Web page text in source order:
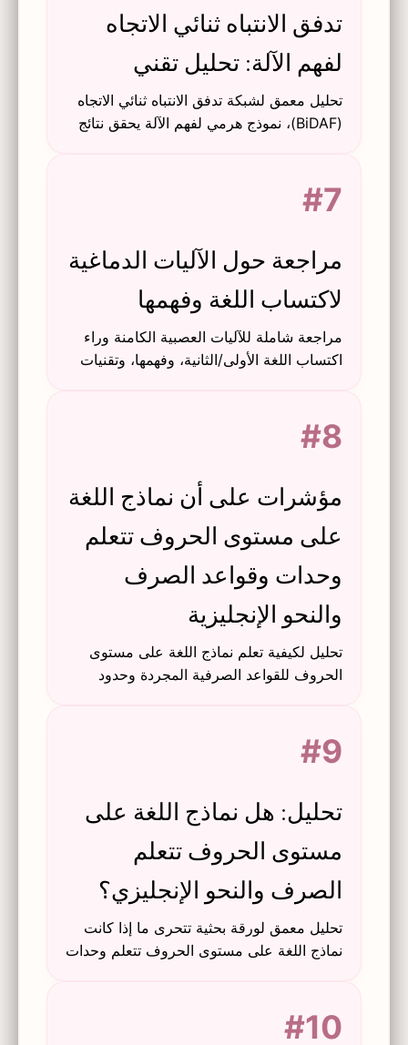
تدفق الانتباه ثنائي الاتجاه
لفهم الآلة: تحليل تقني
تحليل معمق لشبكة تدفق الانتباه ثنائي الاتجاه
(BiDAF)، نموذج هرمي لفهم الآلة يحقق نتائج
#7
مراجعة حول الآليات الدماغية
لاكتساب اللغة وفهمها
مراجعة شاملة للآليات العصبية الكامنة وراء
اكتساب اللغة الأولى/الثانية، وفهمها، وتقنيات
#8
مؤشرات على أن نماذج اللغة
على مستوى الحروف تتعلم
وحدات وقواعد الصرف
والنحو الإنجليزية
تحليل لكيفية تعلم نماذج اللغة على مستوى
الحروف للقواعد الصرفية المجردة وحدود
#9
تحليل: هل نماذج اللغة على
مستوى الحروف تتعلم
الصرف والنحو الإنجليزي؟
تحليل معمق لورقة بحثية تتحرى ما إذا كانت
نماذج اللغة على مستوى الحروف تتعلم وحدات
#10